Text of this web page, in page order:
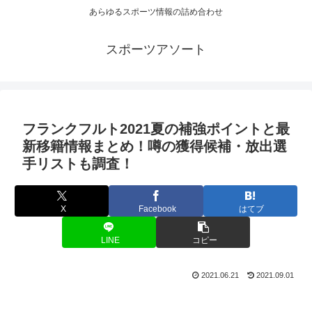
あらゆるスポーツ情報の詰め合わせ
スポーツアソート
フランクフルト2021夏の補強ポイントと最
新移籍情報まとめ！噂の獲得候補・放出選
手リストも調査！
X Facebook はてブ
LINE コピー
2021.06.21 2021.09.01